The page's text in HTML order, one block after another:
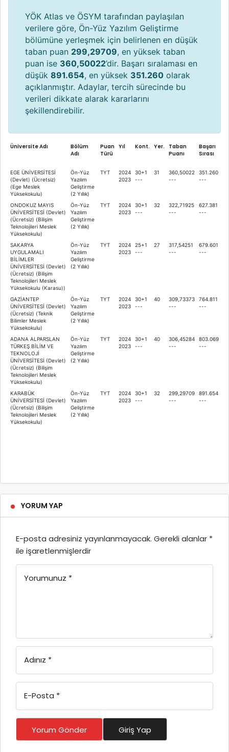
YÖK Atlas ve ÖSYM tarafından paylaşılan
verilere göre, Ön-Yüz Yazılım Geliştirme
bölümüne yerleşmek için belirlenen en düşük
taban puan 299,29709, en yüksek taban
puan ise 360,50022’dir. Başarı sıralaması en
düşük 891.654, en yüksek 351.260 olarak
açıklanmıştır. Adaylar, tercih sürecinde bu
verileri dikkate alarak kararlarını
şekillendirebilir.
Üniversite Adı
Bölüm
Adı
Puan
Türü
Yıl Kont. Yer.
Taban
Puanı
Başarı
Sırası
EGE ÜNİVERSİTESİ
(Devlet) (Ücretsiz)
(Ege Meslek
Yüksekokulu)
Ön-Yüz
Yazılım
Geliştirme
(2 Yıllık)
TYT
2024
2023
30+1
---
31
360,50022
---
351.260
---
ONDOKUZ MAYIS
ÜNİVERSİTESİ (Devlet)
(Ücretsiz) (Bilişim
Teknolojileri Meslek
Yüksekokulu)
Ön-Yüz
Yazılım
Geliştirme
(2 Yıllık)
TYT
2024
2023
30+1
---
32
322,71925
---
627.381
---
SAKARYA
UYGULAMALI
BİLİMLER
ÜNİVERSİTESİ (Devlet)
(Ücretsiz) (Bilişim
Teknolojileri Meslek
Yüksekokulu (Karasu))
Ön-Yüz
Yazılım
Geliştirme
(2 Yıllık)
TYT
2024
2023
25+1
---
27
317,54251
---
679.601
---
GAZİANTEP
ÜNİVERSİTESİ (Devlet)
(Ücretsiz) (Teknik
Bilimler Meslek
Yüksekokulu)
Ön-Yüz
Yazılım
Geliştirme
(2 Yıllık)
TYT
2024
2023
30+1
---
40
309,73373
---
764.811
---
ADANA ALPARSLAN
TÜRKEŞ BİLİM VE
TEKNOLOJİ
ÜNİVERSİTESİ (Devlet)
(Ücretsiz) (Bilişim
Teknolojileri Meslek
Yüksekokulu)
Ön-Yüz
Yazılım
Geliştirme
(2 Yıllık)
TYT
2024
2023
30+1
---
40
306,45284
---
803.069
---
KARABÜK
ÜNİVERSİTESİ (Devlet)
(Ücretsiz) (Bilişim
Teknolojileri Meslek
Yüksekokulu)
Ön-Yüz
Yazılım
Geliştirme
(2 Yıllık)
TYT
2024
2023
30+1
---
32
299,29709
---
891.654
---
YORUM YAP
E-posta adresiniz yayınlanmayacak. Gerekli alanlar *
ile işaretlenmişlerdir
Yorumunuz *
Adınız *
E-Posta *
Yorum Gönder Giriş Yap